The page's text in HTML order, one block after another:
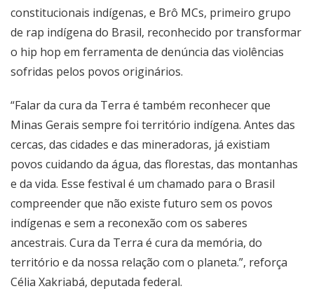
constitucionais indígenas, e Brô MCs, primeiro grupo
de rap indígena do Brasil, reconhecido por transformar
o hip hop em ferramenta de denúncia das violências
sofridas pelos povos originários.
“Falar da cura da Terra é também reconhecer que
Minas Gerais sempre foi território indígena. Antes das
cercas, das cidades e das mineradoras, já existiam
povos cuidando da água, das florestas, das montanhas
e da vida. Esse festival é um chamado para o Brasil
compreender que não existe futuro sem os povos
indígenas e sem a reconexão com os saberes
ancestrais. Cura da Terra é cura da memória, do
território e da nossa relação com o planeta.”, reforça
Célia Xakriabá, deputada federal.